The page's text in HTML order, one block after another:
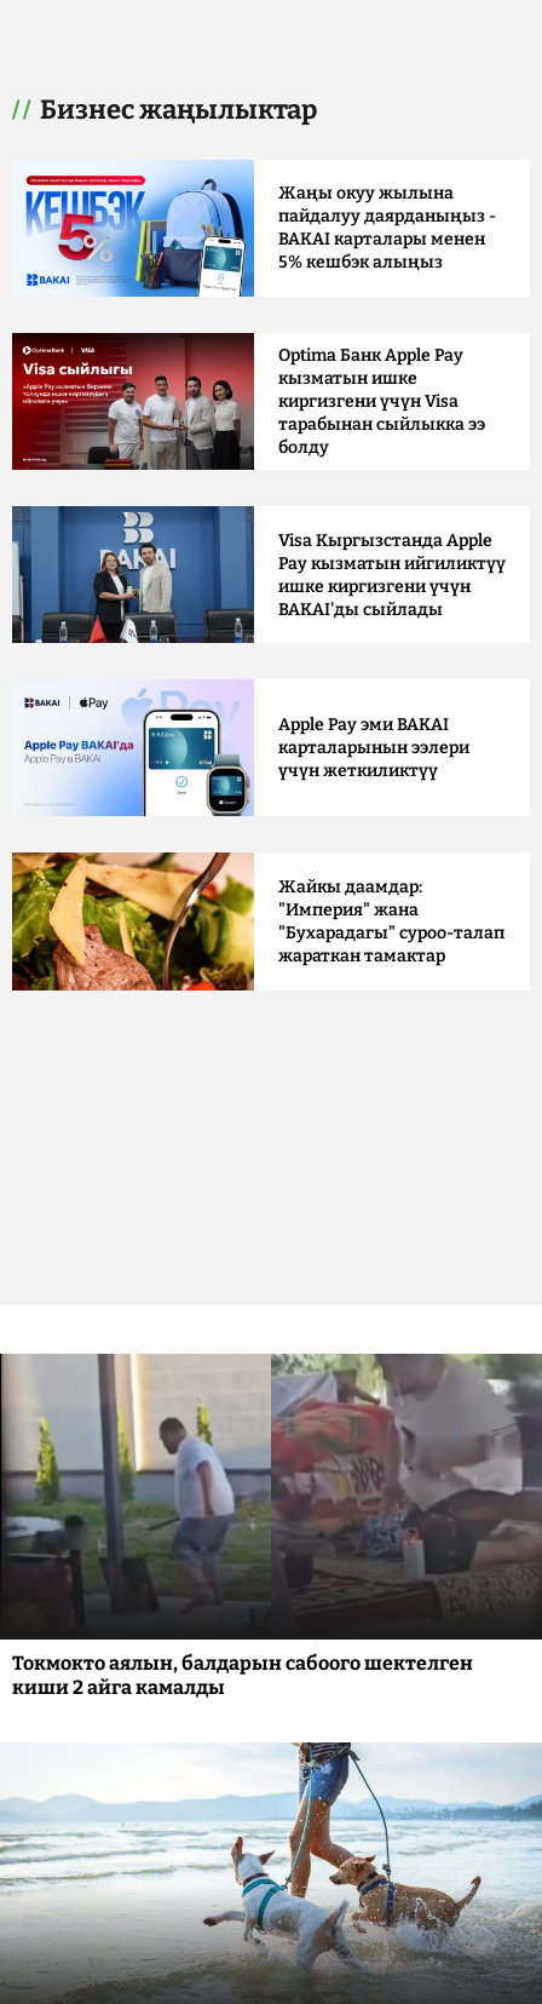
Бизнес жаңылыктар
Жаңы окуу жылына
пайдалуу даярданыңыз -
BAKAI карталары менен
5% кешбэк алыңыз
Optima Банк Apple Pay
кызматын ишке
киргизгени үчүн Visa
тарабынан сыйлыкка ээ
болду
Visa Кыргызстанда Apple
Pay кызматын ийгиликтүү
ишке киргизгени үчүн
BAKAI'ды сыйлады
Apple Pay эми BAKAI
карталарынын ээлери
үчүн жеткиликтүү
Жайкы даамдар:
"Империя" жана
"Бухарадагы" суроо-талап
жараткан тамактар
Токмокто аялын, балдарын сабоого шектелген
киши 2 айга камалды